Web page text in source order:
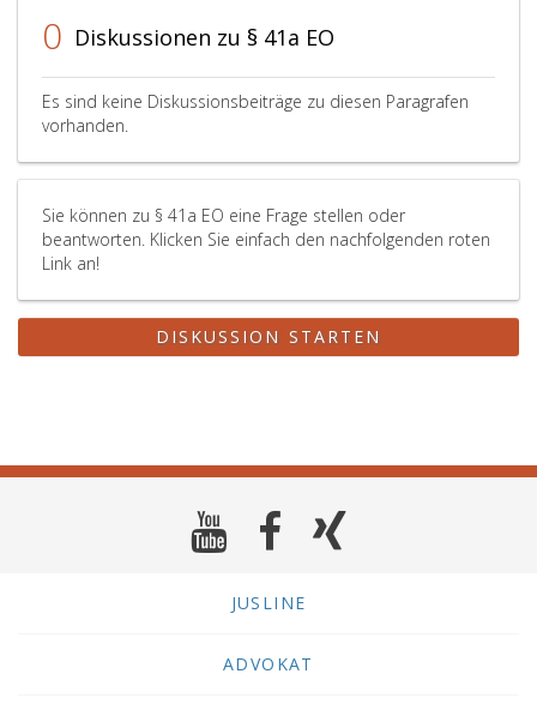
0 Diskussionen zu § 41a EO
Es sind keine Diskussionsbeiträge zu diesen Paragrafen
vorhanden.
Sie können zu § 41a EO eine Frage stellen oder
beantworten. Klicken Sie einfach den nachfolgenden roten
Link an!
DISKUSSION STARTEN
JUSLINE
ADVOKAT